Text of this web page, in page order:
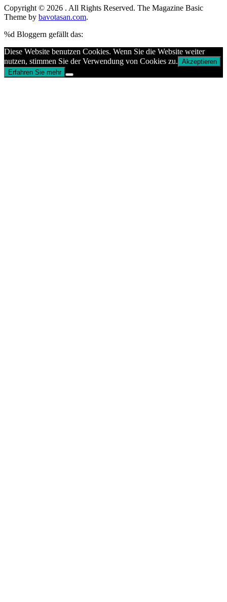
Copyright © 2026 . All Rights Reserved. The Magazine Basic
Theme by bavotasan.com.
%d Bloggern gefällt das:
Diese Website benutzen Cookies. Wenn Sie die Website weiter
nutzen, stimmen Sie der Verwendung von Cookies zu. Akzeptieren
Erfahren Sie mehr